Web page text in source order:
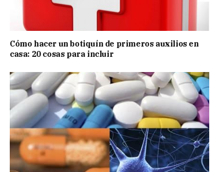
Cómo hacer un botiquín de primeros auxilios en
casa: 20 cosas para incluir